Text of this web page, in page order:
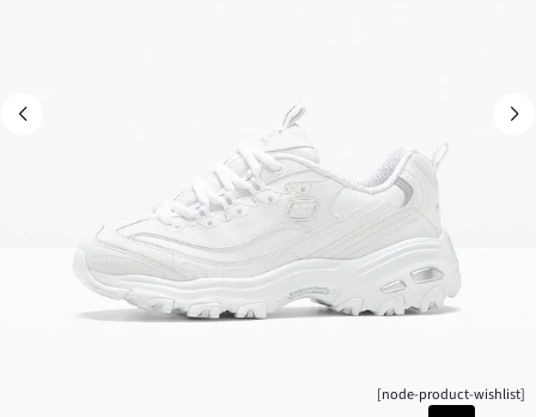
[node-product-wishlist]